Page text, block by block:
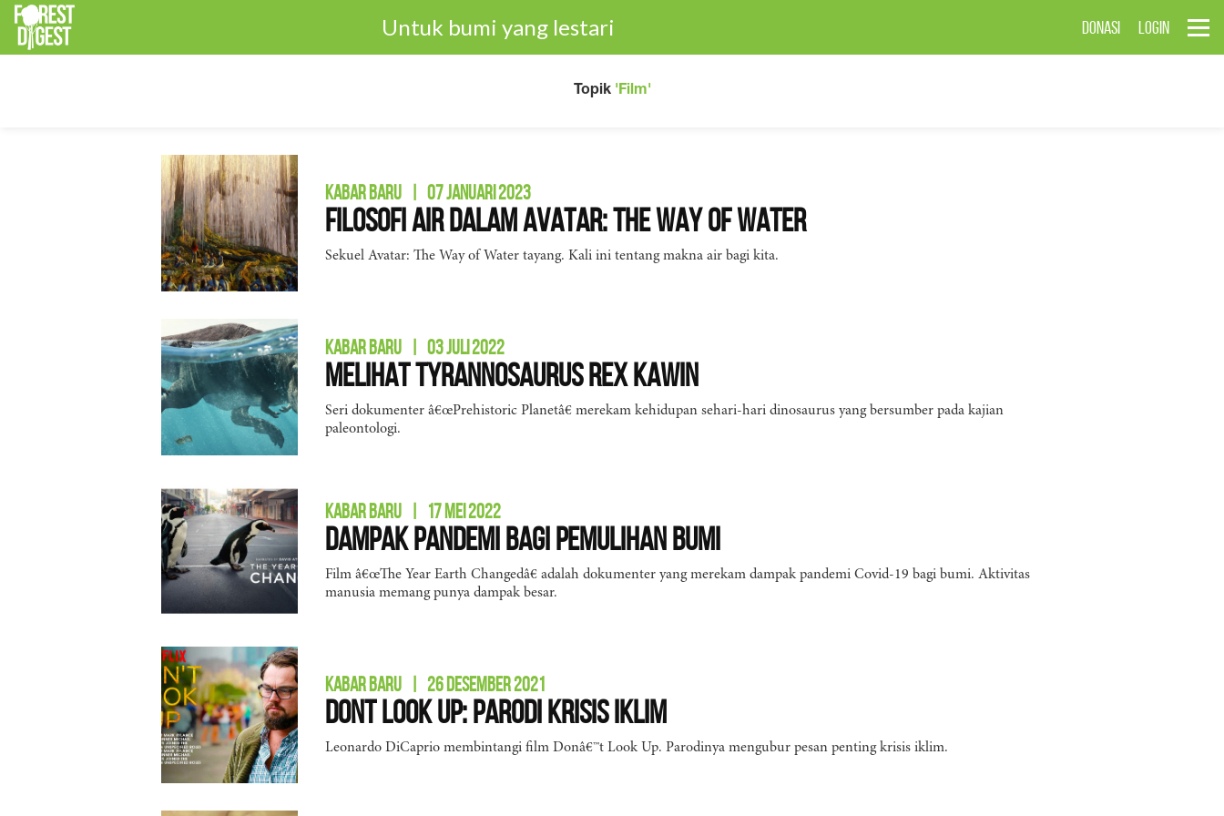
Untuk bumi yang lestari DONASI LOGIN
Topik 'Film'
KABAR BARU 07 JANUARI 2023
Filosofi Air dalam Avatar: The Way of Water
Sekuel Avatar: The Way of Water tayang. Kali ini tentang makna air bagi kita.
KABAR BARU 03 JULI 2022
Melihat Tyrannosaurus Rex Kawin
Seri dokumenter â€œPrehistoric Planetâ€ merekam kehidupan sehari-hari dinosaurus yang bersumber pada kajian
paleontologi.
KABAR BARU 17 MEI 2022
Dampak Pandemi Bagi Pemulihan Bumi
Film â€œThe Year Earth Changedâ€ adalah dokumenter yang merekam dampak pandemi Covid-19 bagi bumi. Aktivitas
manusia memang punya dampak besar.
KABAR BARU 26 DESEMBER 2021
Dont Look Up: Parodi Krisis Iklim
Leonardo DiCaprio membintangi film Donâ€™t Look Up. Parodinya mengubur pesan penting krisis iklim.